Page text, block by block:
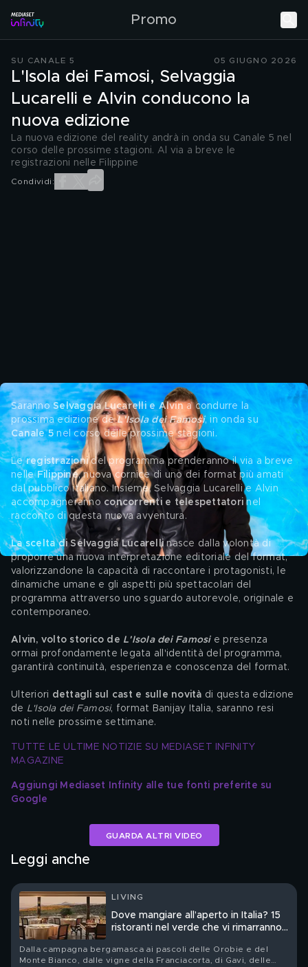
Promo
SU CANALE 5 05 GIUGNO 2026
L'Isola dei Famosi, Selvaggia
Lucarelli e Alvin conducono la
nuova edizione
La nuova edizione del reality andrà in onda su Canale 5 nel
corso delle prossime stagioni. Al via a breve le
registrazioni nelle Filippine
Condividi:
Saranno Selvaggia Lucarelli e Alvin a condurre la
prossima edizione de L'Isola dei Famosi, in onda su
Canale 5 nel corso delle prossime stagioni.
Le registrazioni del programma prenderanno il via a breve
nelle Filippine, nuova cornice di uno dei format più amati
dal pubblico italiano. Insieme, Selvaggia Lucarelli e Alvin
accompagneranno concorrenti e telespettatori nel
racconto di questa nuova avventura.
La scelta di Selvaggia Lucarelli nasce dalla volontà di
proporre una nuova interpretazione editoriale del format,
valorizzandone la capacità di raccontare i protagonisti, le
dinamiche umane e gli aspetti più spettacolari del
programma attraverso uno sguardo autorevole, originale e
contemporaneo.
Alvin, volto storico de L'Isola dei Famosi e presenza
ormai profondamente legata all'identità del programma,
garantirà continuità, esperienza e conoscenza del format.
Ulteriori dettagli sul cast e sulle novità di questa edizione
de L'Isola dei Famosi, format Banijay Italia, saranno resi
noti nelle prossime settimane.
TUTTE LE ULTIME NOTIZIE SU MEDIASET INFINITY
MAGAZINE
Aggiungi Mediaset Infinity alle tue fonti preferite su
Google
GUARDA ALTRI VIDEO
Leggi anche
LIVING
Dove mangiare all’aperto in Italia? 15
ristoranti nel verde che vi rimarranno
Dalla campagna bergamasca ai pascoli delle Orobie e del
Monte Bianco, dalle vigne della Franciacorta, di Gavi, delle